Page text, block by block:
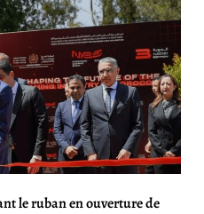
le ruban en ouverture de